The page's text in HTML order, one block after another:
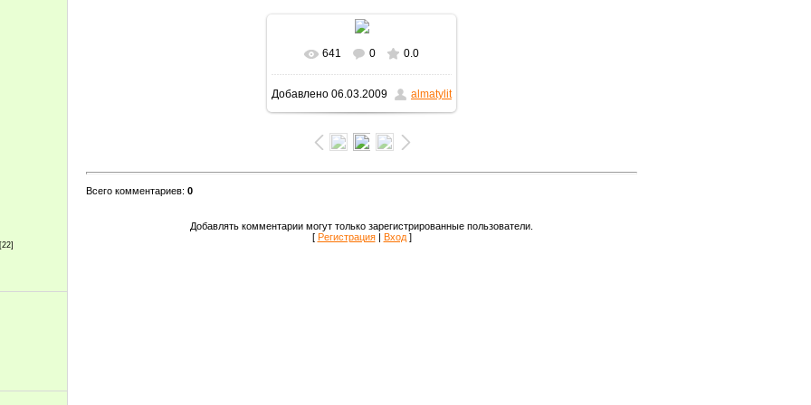
[22]
641 0 0.0
Добавлено 06.03.2009 almatylit
Всего комментариев: 0
Добавлять комментарии могут только зарегистрированные пользователи.
[ Регистрация| Вход]